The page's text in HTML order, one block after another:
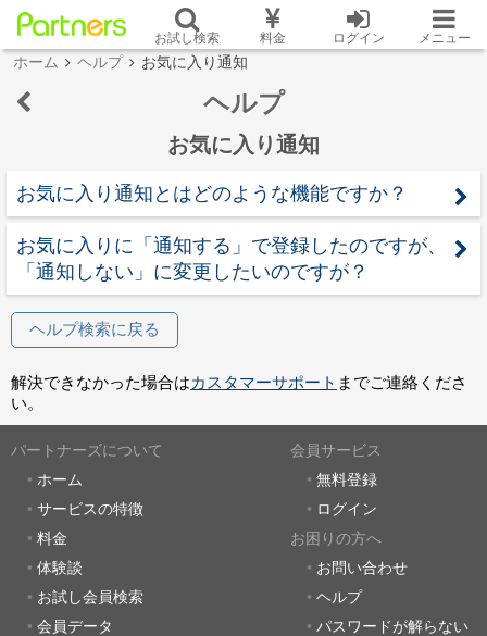
お試し検索 料金 ログイン メニュー
ホーム ヘルプ お気に入り通知
ヘルプ
お気に入り通知
お気に入り通知とはどのような機能ですか？
お気に入りに「通知する」で登録したのですが、
「通知しない」に変更したいのですが？
ヘルプ検索に戻る
解決できなかった場合はカスタマーサポート までご連絡くださ
い。
パートナーズについて
ホーム
サービスの特徴
料金
体験談
お試し会員検索
会員データ
会員サービス
無料登録
ログイン
お困りの方へ
お問い合わせ
ヘルプ
パスワードが解らない